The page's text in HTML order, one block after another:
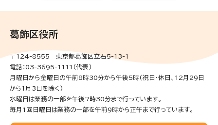
葛飾区役所
〒124-8555 東京都葛飾区立石5-13-1
電話：03-3695-1111（代表）
月曜日から金曜日の午前8時30分から午後5時(祝日・休日、12月29日
から1月3日を除く)
水曜日は業務の一部を午後7時30分まで行っています。
毎月1回日曜日は業務の一部を午前9時から正午まで行っています。